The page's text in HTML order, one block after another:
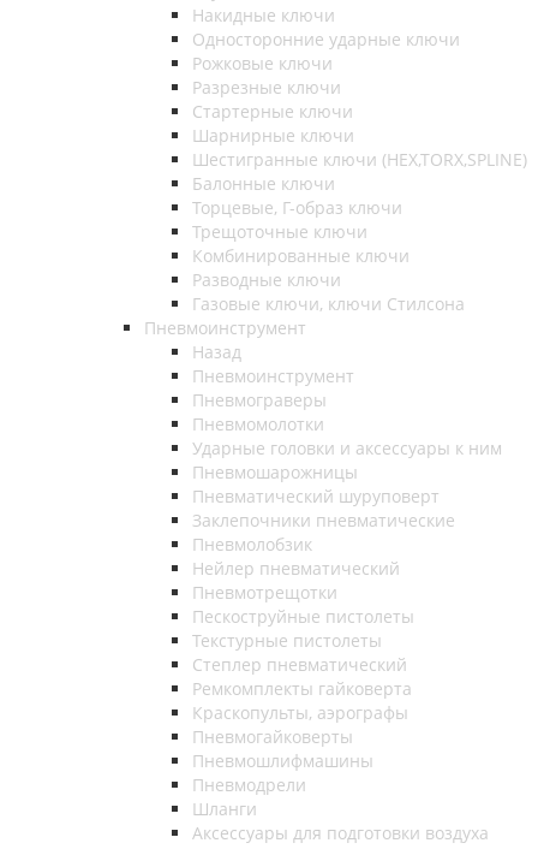
Накидные ключи
Односторонние ударные ключи
Рожковые ключи
Разрезные ключи
Стартерные ключи
Шарнирные ключи
Шестигранные ключи (HEX,TORX,SPLINE)
Балонные ключи
Торцевые, Г-образ ключи
Трещоточные ключи
Комбинированные ключи
Разводные ключи
Газовые ключи, ключи Стилсона
Пневмоинструмент
Назад
Пневмоинструмент
Пневмограверы
Пневмомолотки
Ударные головки и аксессуары к ним
Пневмошарожницы
Пневматический шуруповерт
Заклепочники пневматические
Пневмолобзик
Нейлер пневматический
Пневмотрещотки
Пескоструйные пистолеты
Текстурные пистолеты
Степлер пневматический
Ремкомплекты гайковерта
Краскопульты, аэрографы
Пневмогайковерты
Пневмошлифмашины
Пневмодрели
Шланги
Аксессуары для подготовки воздуха